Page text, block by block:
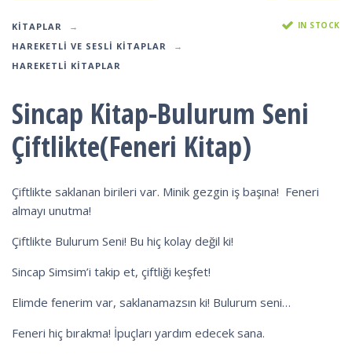
KITAPLAR
HAREKETLI VE SESLI KITAPLAR
HAREKETLI KITAPLAR
IN STOCK
Sincap Kitap-Bulurum Seni
Çiftlikte(Feneri Kitap)
Çiftlikte saklanan birileri var. Minik gezgin iş başına! Feneri
almayı unutma!
Çiftlikte Bulurum Seni! Bu hiç kolay değil ki!
Sincap Simsim’i takip et, çiftliği keşfet!
Elimde fenerim var, saklanamazsın ki! Bulurum seni…
Feneri hiç bırakma! İpuçları yardım edecek sana.